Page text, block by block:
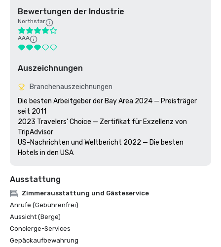
Bewertungen der Industrie
Northstar
AAA
Auszeichnungen
Branchenauszeichnungen
Die besten Arbeitgeber der Bay Area 2024 — Preisträger
seit 2011
2023 Travelers' Choice — Zertifikat für Exzellenz von
TripAdvisor
US-Nachrichten und Weltbericht 2022 — Die besten
Hotels in den USA
Ausstattung
Zimmerausstattung und Gästeservice
Anrufe (Gebührenfrei)
Aussicht (Berge)
Concierge-Services
Gepäckaufbewahrung